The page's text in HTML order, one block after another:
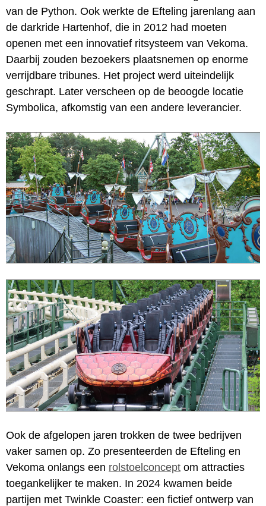
van de Python. Ook werkte de Efteling jarenlang aan
de darkride Hartenhof, die in 2012 had moeten
openen met een innovatief ritsysteem van Vekoma.
Daarbij zouden bezoekers plaatsnemen op enorme
verrijdbare tribunes. Het project werd uiteindelijk
geschrapt. Later verscheen op de beoogde locatie
Symbolica, afkomstig van een andere leverancier.
Ook de afgelopen jaren trokken de twee bedrijven
vaker samen op. Zo presenteerden de Efteling en
Vekoma onlangs een rolstoelconcept om attracties
toegankelijker te maken. In 2024 kwamen beide
partijen met Twinkle Coaster: een fictief ontwerp van